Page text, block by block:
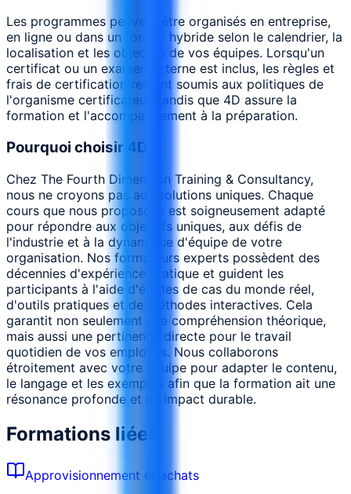
Les programmes peuvent être organisés en entreprise,
en ligne ou dans un format hybride selon le calendrier, la
localisation et les objectifs de vos équipes. Lorsqu'un
certificat ou un examen externe est inclus, les règles et
frais de certification restent soumis aux politiques de
l'organisme certificateur, tandis que 4D assure la
formation et l'accompagnement à la préparation.
Pourquoi choisir 4D
Chez The Fourth Dimension Training & Consultancy,
nous ne croyons pas aux solutions uniques. Chaque
cours que nous proposons est soigneusement adapté
pour répondre aux objectifs uniques, aux défis de
l'industrie et à la dynamique d'équipe de votre
organisation. Nos formateurs experts possèdent des
décennies d'expérience pratique et guident les
participants à l'aide d'études de cas du monde réel,
d'outils pratiques et de méthodes interactives. Cela
garantit non seulement une compréhension théorique,
mais aussi une pertinence directe pour le travail
quotidien de vos employés. Nous collaborons
étroitement avec votre équipe pour adapter le contenu,
le langage et les exemples afin que la formation ait une
résonance profonde et un impact durable.
Formations liées
Approvisionnement et achats